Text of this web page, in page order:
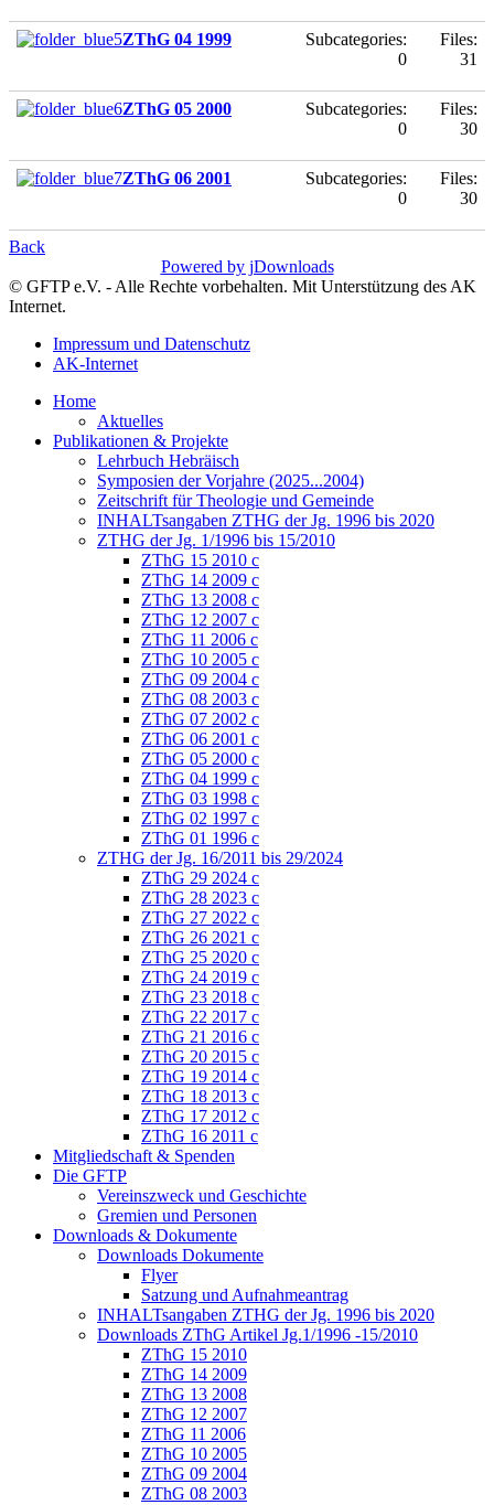
ZThG 04 1999
Subcategories:
0
Files:
31
ZThG 05 2000
Subcategories:
0
Files:
30
ZThG 06 2001
Subcategories:
0
Files:
30
Back
Powered by jDownloads
© GFTP e.V. - Alle Rechte vorbehalten. Mit Unterstützung des AK
Internet.
Impressum und Datenschutz
AK-Internet
Home
Aktuelles
Publikationen & Projekte
Lehrbuch Hebräisch
Symposien der Vorjahre (2025...2004)
Zeitschrift für Theologie und Gemeinde
INHALTsangaben ZTHG der Jg. 1996 bis 2020
ZTHG der Jg. 1/1996 bis 15/2010
ZThG 15 2010 c
ZThG 14 2009 c
ZThG 13 2008 c
ZThG 12 2007 c
ZThG 11 2006 c
ZThG 10 2005 c
ZThG 09 2004 c
ZThG 08 2003 c
ZThG 07 2002 c
ZThG 06 2001 c
ZThG 05 2000 c
ZThG 04 1999 c
ZThG 03 1998 c
ZThG 02 1997 c
ZThG 01 1996 c
ZTHG der Jg. 16/2011 bis 29/2024
ZThG 29 2024 c
ZThG 28 2023 c
ZThG 27 2022 c
ZThG 26 2021 c
ZThG 25 2020 c
ZThG 24 2019 c
ZThG 23 2018 c
ZThG 22 2017 c
ZThG 21 2016 c
ZThG 20 2015 c
ZThG 19 2014 c
ZThG 18 2013 c
ZThG 17 2012 c
ZThG 16 2011 c
Mitgliedschaft & Spenden
Die GFTP
Vereinszweck und Geschichte
Gremien und Personen
Downloads & Dokumente
Downloads Dokumente
Flyer
Satzung und Aufnahmeantrag
INHALTsangaben ZTHG der Jg. 1996 bis 2020
Downloads ZThG Artikel Jg.1/1996 -15/2010
ZThG 15 2010
ZThG 14 2009
ZThG 13 2008
ZThG 12 2007
ZThG 11 2006
ZThG 10 2005
ZThG 09 2004
ZThG 08 2003